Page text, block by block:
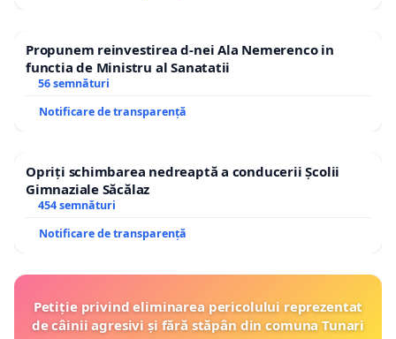
Propunem reinvestirea d-nei Ala Nemerenco in
functia de Ministru al Sanatatii
56 semnături
Notificare de transparență
Opriți schimbarea nedreaptă a conducerii Școlii
Gimnaziale Săcălaz
454 semnături
Notificare de transparență
Petiție privind eliminarea pericolului reprezentat
de câinii agresivi și fără stăpân din comuna Tunari